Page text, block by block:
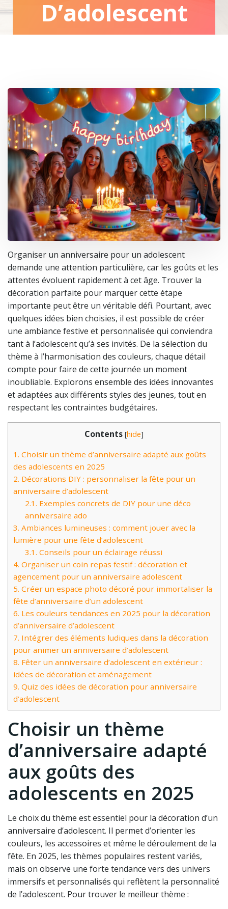
D’adolescent
Organiser un anniversaire pour un adolescent
demande une attention particulière, car les goûts et les
attentes évoluent rapidement à cet âge. Trouver la
décoration parfaite pour marquer cette étape
importante peut être un véritable défi. Pourtant, avec
quelques idées bien choisies, il est possible de créer
une ambiance festive et personnalisée qui conviendra
tant à l’adolescent qu’à ses invités. De la sélection du
thème à l’harmonisation des couleurs, chaque détail
compte pour faire de cette journée un moment
inoubliable. Explorons ensemble des idées innovantes
et adaptées aux différents styles des jeunes, tout en
respectant les contraintes budgétaires.
Contents [hide]
1. Choisir un thème d’anniversaire adapté aux goûts
des adolescents en 2025
2. Décorations DIY : personnaliser la fête pour un
anniversaire d’adolescent
2.1. Exemples concrets de DIY pour une déco
anniversaire ado
3. Ambiances lumineuses : comment jouer avec la
lumière pour une fête d’adolescent
3.1. Conseils pour un éclairage réussi
4. Organiser un coin repas festif : décoration et
agencement pour un anniversaire adolescent
5. Créer un espace photo décoré pour immortaliser la
fête d’anniversaire d’un adolescent
6. Les couleurs tendances en 2025 pour la décoration
d’anniversaire d’adolescent
7. Intégrer des éléments ludiques dans la décoration
pour animer un anniversaire d’adolescent
8. Fêter un anniversaire d’adolescent en extérieur :
idées de décoration et aménagement
9. Quiz des idées de décoration pour anniversaire
d’adolescent
Choisir un thème
d’anniversaire adapté
aux goûts des
adolescents en 2025
Le choix du thème est essentiel pour la décoration d’un
anniversaire d’adolescent. Il permet d’orienter les
couleurs, les accessoires et même le déroulement de la
fête. En 2025, les thèmes populaires restent variés,
mais on observe une forte tendance vers des univers
immersifs et personnalisés qui reflètent la personnalité
de l’adolescent. Pour trouver le meilleur thème :